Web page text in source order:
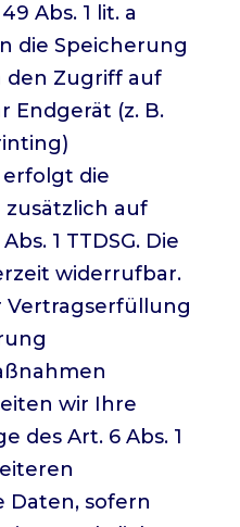
Abs. 1 lit. a
die Speicherung
den Zugriff auf
Endgerät (z. B.
die
auf
1 TTDSG. Die
widerrufbar.
Vertragserfüllung
wir Ihre
des Art. 6 Abs. 1
Daten, sofern